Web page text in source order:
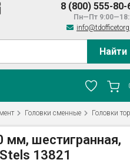
8 (800) 555-80-
Пн—Пт
Найти
Головки сменные Головки
мм, шестигранная,
13821